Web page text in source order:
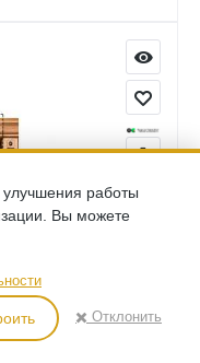
работы
Вы можете
✖️ Отклонить